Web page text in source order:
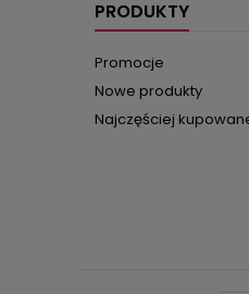
PRODUKTY
Promocje
Nowe produkty
Najczęściej